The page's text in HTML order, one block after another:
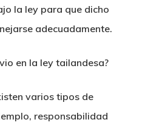
la ley para que dicho
adecuadamente.
en la ley tailandesa?
varios tipos de
responsabilidad